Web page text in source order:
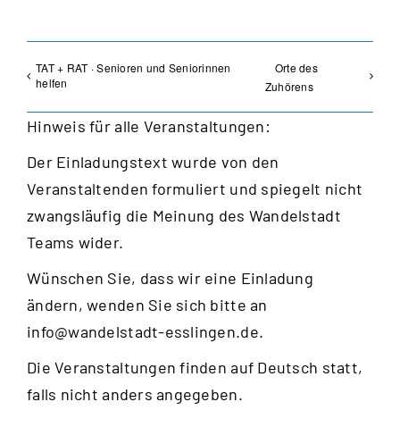
TAT + RAT · Senioren und Seniorinnen
helfen
Orte des
Zuhörens
Hinweis für alle Veranstaltungen:
Der Einladungstext wurde von den
Veranstaltenden formuliert und spiegelt nicht
zwangsläufig die Meinung des Wandelstadt
Teams wider.
Wünschen Sie, dass wir eine Einladung
ändern, wenden Sie sich bitte an
info@wandelstadt-esslingen.de.
Die Veranstaltungen finden auf Deutsch statt,
falls nicht anders angegeben.